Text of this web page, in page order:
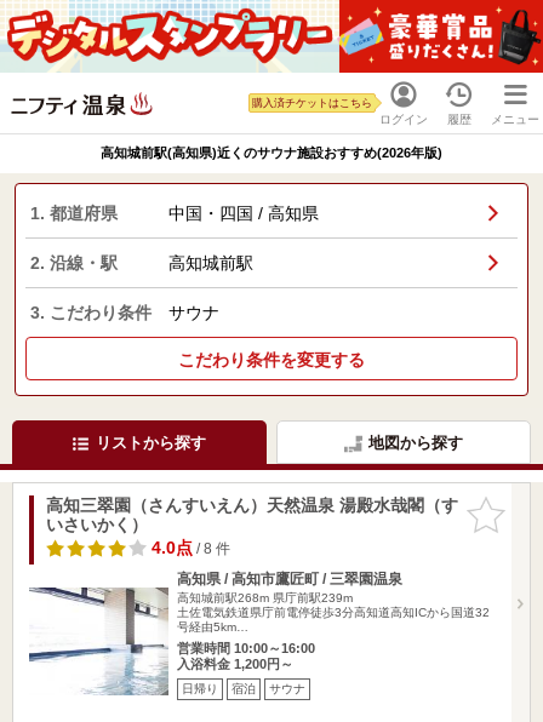
ログイン
購入済チケットはこちら
履歴 メニュー
高知城前駅(高知県)近くのサウナ施設おすすめ(2026年版)
1. 都道府県 中国・四国 / 高知県
2. 沿線・駅 高知城前駅
3. こだわり条件 サウナ
こだわり条件を変更する
リストから探す 地図から探す
お気に入
りに追加
高知三翠園（さんすいえん）天然温泉 湯殿水哉閣（す
いさいかく）
4.0点/ 8 件
高知県 / 高知市鷹匠町 / 三翠園温泉
高知城前駅268m 県庁前駅239m
土佐電気鉄道県庁前電停徒歩3分高知道高知ICから国道32
号経由5km…
営業時間 10:00～16:00
入浴料金 1,200円～
日帰り 宿泊 サウナ